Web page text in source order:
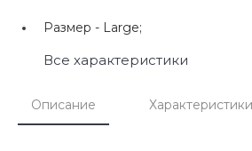
Размер - Large;
Все характеристики
Описание Характеристики